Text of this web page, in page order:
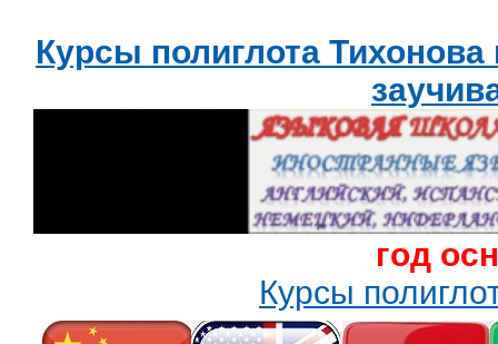
Курсы полиглота
год
Курсы